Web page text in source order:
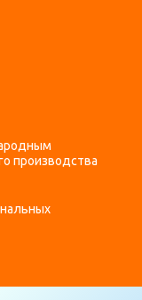
производства